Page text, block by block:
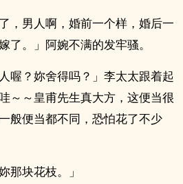
，男人啊，婚前一个样，婚后一
了。」阿婉不满的发牢骚。
喔？妳舍得吗？」李太太跟着起
～～皇甫先生真大方，这便当很
般便当都不同，恐怕花了不少
那块花枝。」